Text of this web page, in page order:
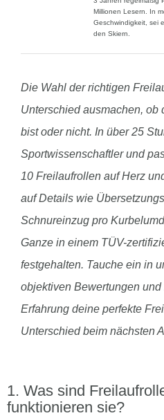
Millionen Lesern. In
Geschwindigkeit, sei
den Skiern.
Die Wahl der richtigen
Unterschied ausmachen, ob
bist oder nicht. In über 25
Sportwissenschaftler und
10 Freilaufrollen auf Herz
auf Details wie
Schnureinzug pro
Ganze in einem TÜV-
festgehalten. Tauche ein in
objektiven Bewertungen
Erfahrung deine perfekte
Unterschied beim nächsten
Was sind
funktionieren sie?